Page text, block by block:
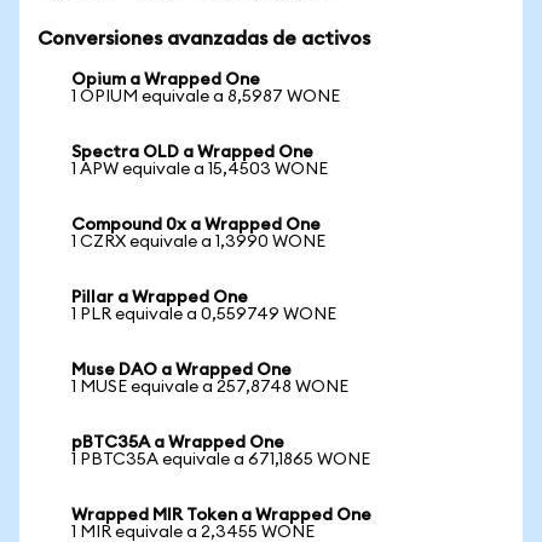
Conversiones avanzadas de activos
Opium a Wrapped One
1 OPIUM equivale a 8,5987 WONE
Spectra OLD a Wrapped One
1 APW equivale a 15,4503 WONE
Compound 0x a Wrapped One
1 CZRX equivale a 1,3990 WONE
Pillar a Wrapped One
1 PLR equivale a 0,559749 WONE
Muse DAO a Wrapped One
1 MUSE equivale a 257,8748 WONE
pBTC35A a Wrapped One
1 PBTC35A equivale a 671,1865 WONE
Wrapped MIR Token a Wrapped One
1 MIR equivale a 2,3455 WONE